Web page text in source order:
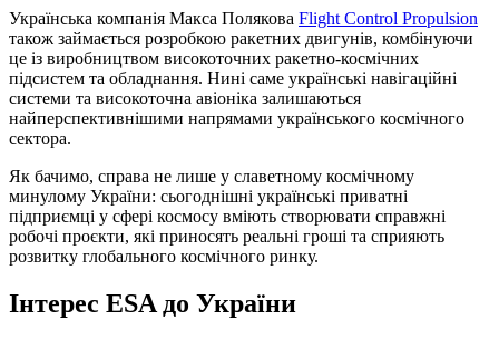
Українська компанія Макса Полякова Flight Control Propulsion
також займається розробкою ракетних двигунів, комбінуючи
це із виробництвом високоточних ракетно-космічних
підсистем та обладнання. Нині саме українські навігаційні
системи та високоточна авіоніка залишаються
найперспективнішими напрямами українського космічного
сектора.
Як бачимо, справа не лише у славетному космічному
минулому України: сьогоднішні українські приватні
підприємці у сфері космосу вміють створювати справжні
робочі проєкти, які приносять реальні гроші та сприяють
розвитку глобального космічного ринку.
Інтерес ESA до України